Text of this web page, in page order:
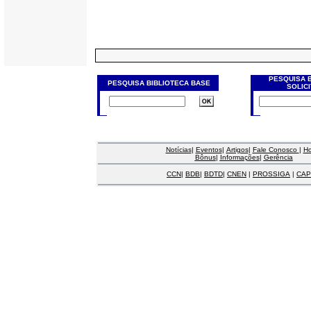
PESQUISA BIBLIOTECA BASE
PESQUISA
Notícias| Eventos| Artigos| Fale Conosco |
Bônus| Informações| Gerência
CCN| BDB| BDTD| CNEN | PROSSIGA |